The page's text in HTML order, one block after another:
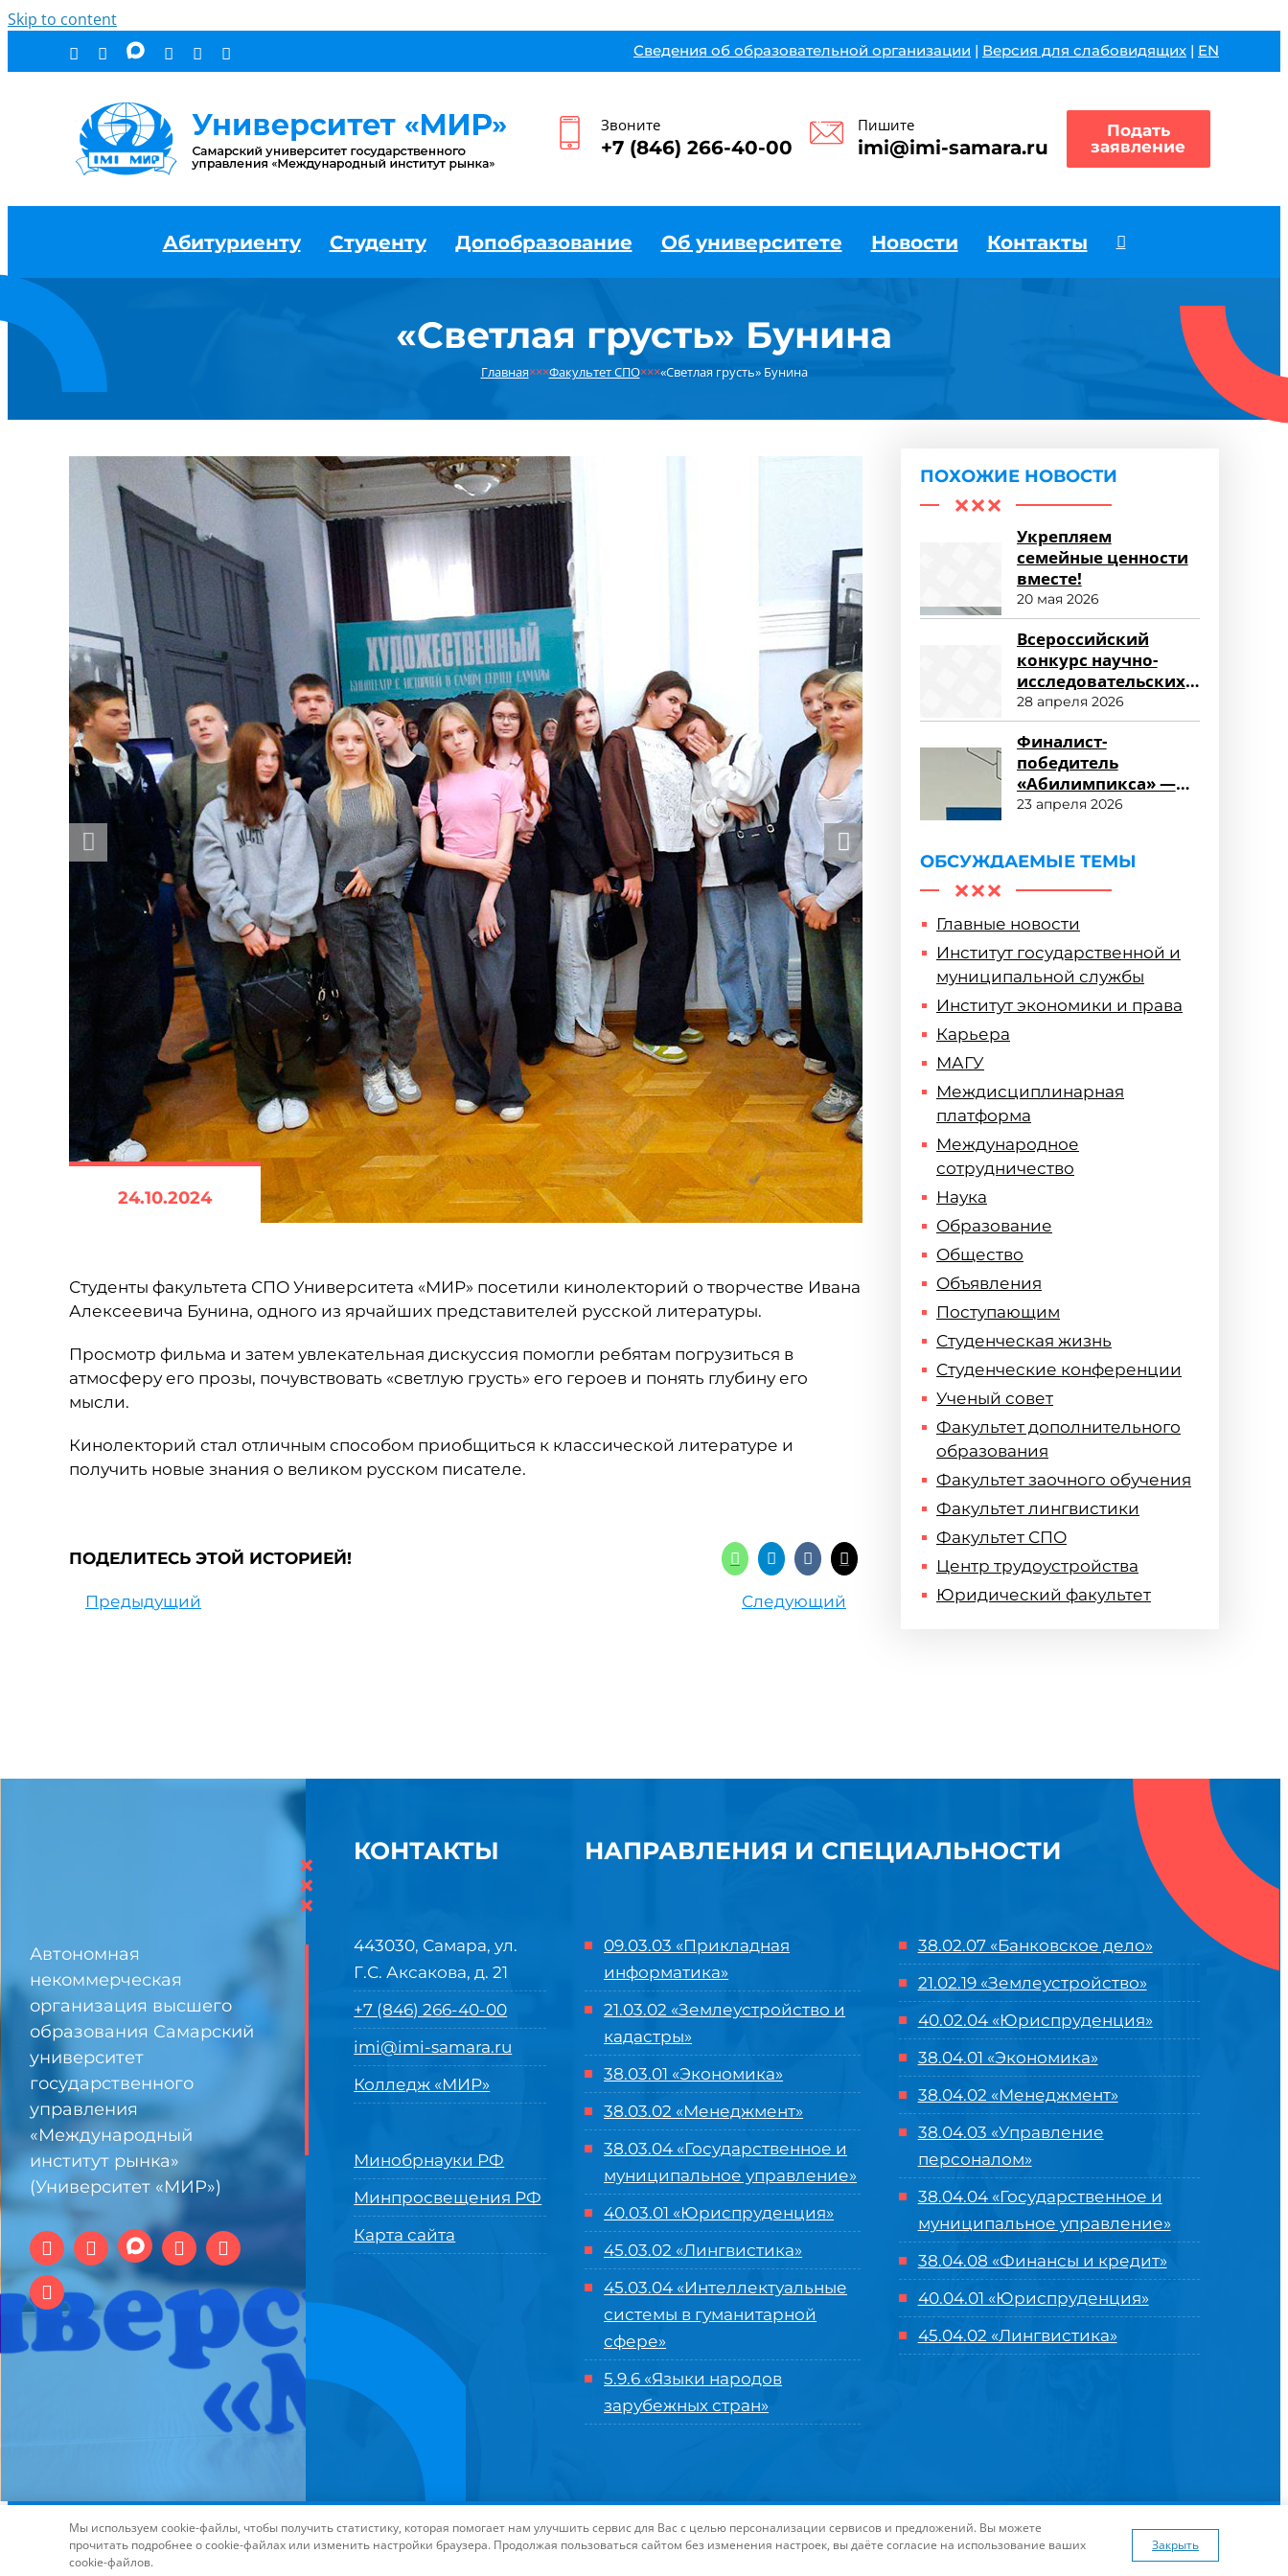
Skip to content
Сведения об образовательной организации | Версия для слабовидящих | EN
Звоните
+7 (846) 266-40-00
Пишите
imi@imi-samara.ru
Подать
заявление
Абитуриенту Студенту Допобразование Об университете Новости Контакты
«Светлая грусть» Бунина
Главная×××Факультет СПО×××«Светлая грусть» Бунина
24.10.2024
Студенты факультета СПО Университета «МИР» посетили кинолекторий о творчестве Ивана
Алексеевича Бунина, одного из ярчайших представителей русской литературы.
Просмотр фильма и затем увлекательная дискуссия помогли ребятам погрузиться в
атмосферу его прозы, почувствовать «светлую грусть» его героев и понять глубину его
мысли.
Кинолекторий стал отличным способом приобщиться к классической литературе и
получить новые знания о великом русском писателе.
ПОДЕЛИТЕСЬ ЭТОЙ ИСТОРИЕЙ!
Предыдущий Следующий
ПОХОЖИЕ НОВОСТИ
Укрепляем
семейные ценности
вместе!
20 мая 2026
Всероссийский
конкурс научно-
исследовательских
работ «Научный
потенциал СПО»
28 апреля 2026
Финалист-
победитель
«Абилимпикса» —
студент ФСПО
23 апреля 2026
ОБСУЖДАЕМЫЕ ТЕМЫ
Главные новости
Институт государственной и
муниципальной службы
Институт экономики и права
Карьера
МАГУ
Междисциплинарная
платформа
Международное
сотрудничество
Наука
Образование
Общество
Объявления
Поступающим
Студенческая жизнь
Студенческие конференции
Ученый совет
Факультет дополнительного
образования
Факультет заочного обучения
Факультет лингвистики
Факультет СПО
Центр трудоустройства
Юридический факультет
Автономная
некоммерческая
организация высшего
образования Самарский
университет
государственного
управления
«Международный
институт рынка»
(Университет «МИР»)
×
×
×
КОНТАКТЫ
443030, Самара, ул.
Г.С. Аксакова, д. 21
+7 (846) 266-40-00
imi@imi-samara.ru
Колледж «МИР»
Минобрнауки РФ
Минпросвещения РФ
Карта сайта
НАПРАВЛЕНИЯ И СПЕЦИАЛЬНОСТИ
09.03.03 «Прикладная
информатика»
21.03.02 «Землеустройство и
кадастры»
38.03.01 «Экономика»
38.03.02 «Менеджмент»
38.03.04 «Государственное и
муниципальное управление»
40.03.01 «Юриспруденция»
45.03.02 «Лингвистика»
45.03.04 «Интеллектуальные
системы в гуманитарной
сфере»
5.9.6 «Языки народов
зарубежных стран»
38.02.07 «Банковское дело»
21.02.19 «Землеустройство»
40.02.04 «Юриспруденция»
38.04.01 «Экономика»
38.04.02 «Менеджмент»
38.04.03 «Управление
персоналом»
38.04.04 «Государственное и
муниципальное управление»
38.04.08 «Финансы и кредит»
40.04.01 «Юриспруденция»
45.04.02 «Лингвистика»
технологий и интернет-маркетинга Университета «МИР»| Иконки разработаны студиейFreepikдля сайтаwww.flaticon.com
Page load link
Мы используем cookie-файлы, чтобы получить статистику, которая помогает нам улучшить сервис для Вас с целью персонализации сервисов и предложений. Вы можете
прочитать подробнее о cookie-файлах или изменить настройки браузера. Продолжая пользоваться сайтом без изменения настроек, вы даёте согласие на использование ваших
cookie-файлов.
Закрыть